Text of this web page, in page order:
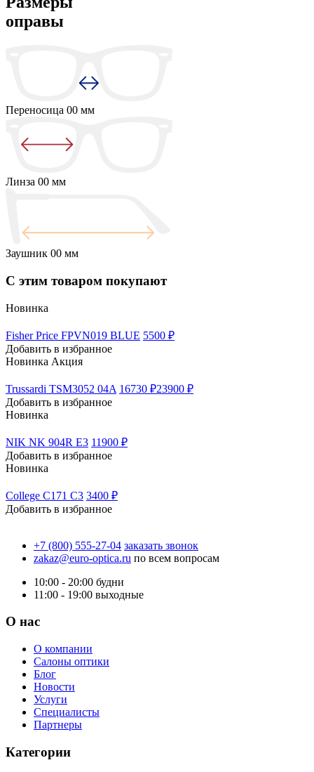
оправы
Переносица 00 мм
Линза 00 мм
Заушник 00 мм
С этим товаром покупают
Новинка
Fisher Price FPVN019 BLUE 5500 ₽
Добавить в избранное
Новинка Акция
Trussardi TSM3052 04A 16730 ₽23900 ₽
Добавить в избранное
Новинка
NIK NK 904R E3 11900 ₽
Добавить в избранное
Новинка
College C171 C3 3400 ₽
Добавить в избранное
+7 (800) 555-27-04 заказать звонок
zakaz@euro-optica.ru по всем вопросам
10:00 - 20:00 будни
11:00 - 19:00 выходные
О нас
О компании
Салоны оптики
Блог
Новости
Услуги
Специалисты
Партнеры
Категории